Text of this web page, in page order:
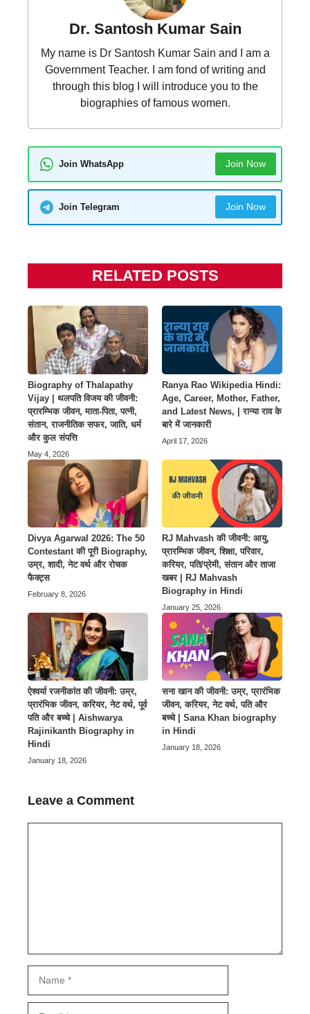
Dr. Santosh Kumar Sain
My name is Dr Santosh Kumar Sain and I am a
Government Teacher. I am fond of writing and
through this blog I will introduce you to the
biographies of famous women.
Join WhatsApp Join Now
Join Telegram Join Now
RELATED POSTS
Biography of Thalapathy
Vijay | थलपति विजय की जीवनी:
प्रारम्भिक जीवन, माता-पिता, पत्नी,
संतान, राजनीतिक सफर, जाति, धर्म
और कुल संपत्ति
May 4, 2026
Ranya Rao Wikipedia Hindi:
Age, Career, Mother, Father,
and Latest News, | रान्या राव के
बारे में जानकारी
April 17, 2026
Divya Agarwal 2026: The 50
Contestant की पूरी Biography,
उम्र, शादी, नेट वर्थ और रोचक
फैक्ट्स
February 8, 2026
RJ Mahvash की जीवनी: आयु,
प्रारम्भिक जीवन, शिक्षा, परिवार,
करियर, पति/प्रेमी, संतान और ताजा
खबर | RJ Mahvash
Biography in Hindi
January 25, 2026
ऐश्वर्या रजनीकांत की जीवनी: उम्र,
प्रारंभिक जीवन, करियर, नेट वर्थ, पूर्व
पति और बच्चे | Aishwarya
Rajinikanth Biography in
Hindi
January 18, 2026
सना खान की जीवनी: उम्र, प्रारंभिक
जीवन, करियर, नेट वर्थ, पति और
बच्चे | Sana Khan biography
in Hindi
January 18, 2026
Leave a Comment